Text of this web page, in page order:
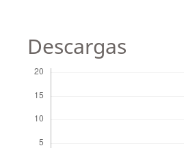
Descargas